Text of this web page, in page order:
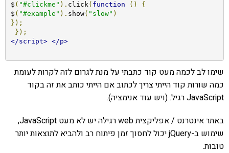
$ ( "#clickme" ). click( function ()
{
$ ( "#example" ). show( "slow" )
});
});
</script> </p>
שימו לב לכמה מעט קוד כתבתי על מנת לגרום לזה לקרות לעומת
כמה שורות קוד הייתי צריך לכתוב אם הייתי כותב את זה בקוד
JavaScript רגיל. (ויש עוד אנימציה).
באתר אינטרנט / אפליקצית web רגילה יש לא מעט JavaScript,
שימוש ב-jQuery יכול לחסוך זמן פיתוח רב ולהביא לתוצאות יותר
טובות.